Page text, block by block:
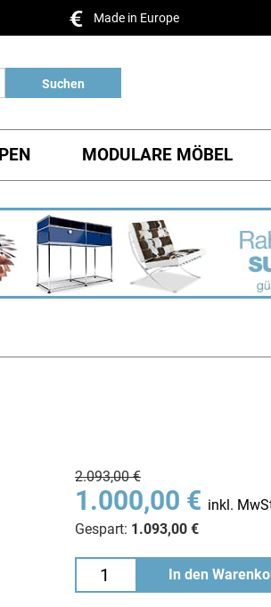
Made in Europe
Suchen
MODULARE MÖBEL
2.093,00 €
1.000,00 € inkl.
Gespart: 1.093,00 €
In den